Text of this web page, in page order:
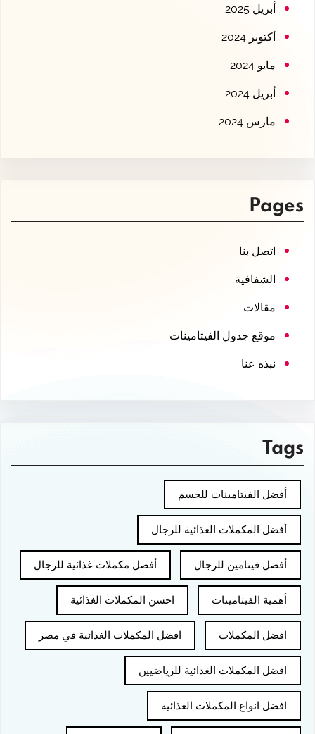
أبريل 2025
أكتوبر 2024
مايو 2024
أبريل 2024
مارس 2024
Pages
اتصل بنا
الشفافية
مقالات
موقع جدول الفيتامينات
نبذه عنا
Tags
أفضل الفيتامينات للجسم
أفضل المكملات الغذائية للرجال
أفضل فيتامين للرجال أفضل مكملات غذائية للرجال
أهمية الفيتامينات احسن المكملات الغذائية
افضل المكملات افضل المكملات الغذائية في مصر
افضل المكملات الغذائية للرياضيين
افضل انواع المكملات الغذائيه